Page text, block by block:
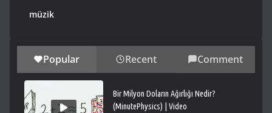
müzik
Popular Recent Comment
Bir Milyon Doların Ağırlığı Nedir?
(MinutePhysics) | Video